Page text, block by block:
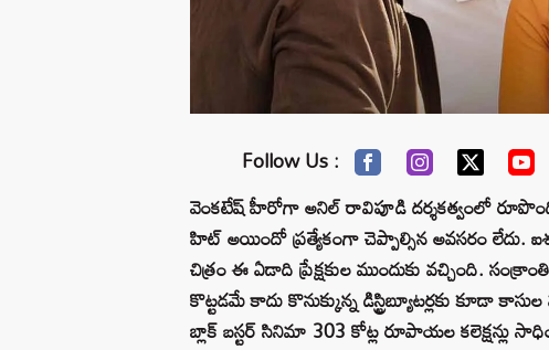
Follow Us :
వెంకటేష్ హీరోగా అనిల్ రావిపూడి దర్శకత్వంలో
హిట్ అయిందో ప్రత్యేకంగా చెప్పాల్సిన అవసరం
చిత్రం ఈ ఏడాది ప్రేక్షకుల ముందుకు వచ్చింది.
కొట్టడమే కాదు కొనుక్కున్న డిస్ట్రిబ్యూటర్లకు కూడా
బ్లాక్ బస్టర్ సినిమా 303 కోట్ల రూపాయల కలెక్షన్లు